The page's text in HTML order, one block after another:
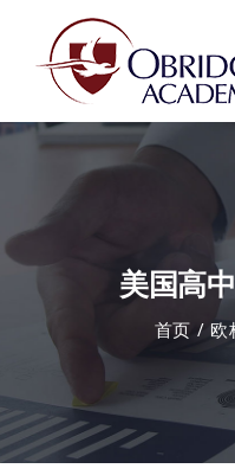
首页
欧桥介绍
课程中心
合作伙伴
美国高
首页 欧